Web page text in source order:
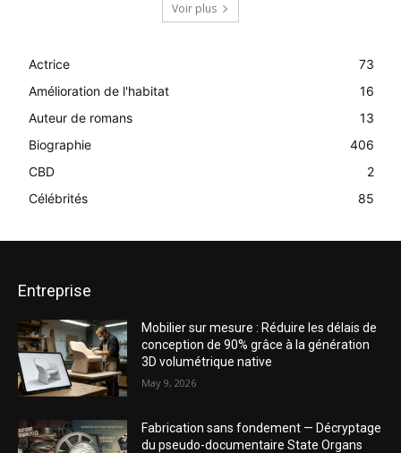
Voir plus
Actrice
73
Amélioration de l'habitat
16
Auteur de romans
13
Biographie
406
CBD
2
Célébrités
85
Entreprise
Mobilier sur mesure : Réduire les délais de
conception de 90% grâce à la génération
3D volumétrique native
May 9, 2026
Fabrication sans fondement — Décryptage
du pseudo-documentaire State Organs